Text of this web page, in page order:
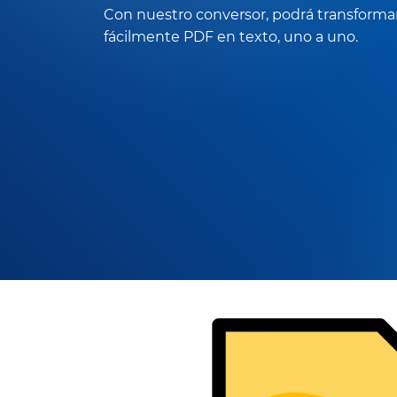
Con nuestro conversor, podrá
fácilmente PDF en texto, uno a uno.